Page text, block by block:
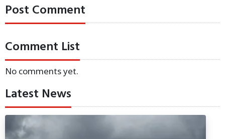
Post Comment
Comment List
No comments yet.
Latest News